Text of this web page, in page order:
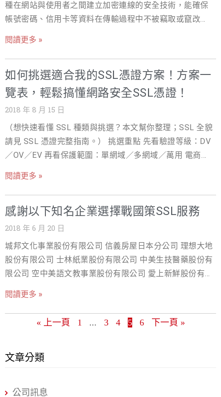
有限公司 梯二梯雲端科技 選擇戰國策SSL的三大服務優勢:
1.買2年SSL贈送六大好禮 2.免費試用90天及提供安裝SSL
服務 3.非本公司主機客戶買SSL，若貴站主機商無法安裝
扣，請立即上網訂購 https://s9s.com/ssl/ (現在加入戰國
策會員就送300元購物金) 若您有任何問題，歡迎您洽詢戰
國策24小時客服中心：4499-319（手機直撥請加02） 關
強度可分為 DV（網域驗證）、OV（組織驗證）、EV（延
伸驗證）三種：DV 適合個人或部落格、OV 適合企業官
網、EV 則適合金流與電商。另依保護範圍還有單網域、多
網域與萬用（Wildcard）憑證可選。 延伸閱讀：SSL 是什
種在網站與使用者之間建立加密連線的安全技術，能確保
帳號密碼、信用卡等資料在傳輸過程中不被竊取或竄改。
南｜SSL 憑證費用比較｜SSL 憑證種類怎麼選｜免費 SSL
申請
閱讀更多 »
如何挑選適合我的SSL憑證方案！方案一
覽表，輕鬆搞懂網路安全SSL憑證！
2018 年 8 月 15 日
（想快速看懂 SSL 種類與挑選？本文幫你整理；SSL 全貌
請見 SSL 憑證完整指南。） 挑選重點 先看驗證等級：DV
／OV／EV 再看保護範圍：單網域／多網域／萬用 電商金
分鐘 OV 網域＋公司登記 企業官網 1～3 天 EV 最嚴格法律
實體查核 金流／電商 數天 延伸閱讀：SSL 是什麼？完整指
南｜SSL 憑證費用比較｜DV／OV／EV 憑證怎麼選｜免費
閱讀更多 »
感謝以下知名企業選擇戰國策SSL服務
2018 年 6 月 20 日
城邦文化事業股份有限公司 信義房屋日本分公司 理想大地
股份有限公司 士林紙業股份有限公司 中美生技醫藥股份有
限公司 空中美語文教事業股份有限公司 愛上新鮮股份有限
SSL贈送五大好禮 為貴公司網站資安一次購足，購買戰國
策SSL結帳輸入優惠卷代碼<2018-fbssl>可享50%折扣，請
員就送300元購物金) 若您有任何問題，歡迎您洽詢戰國策
閱讀更多 »
« 上一頁 1 ... 3 4 5 6 下一頁 »
文章分類
公司訊息